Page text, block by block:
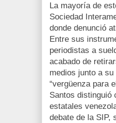
La mayoría de
Sociedad
donde denunció
Entre sus
periodistas a
acabado de
medios junto a
“vergüenza para
Santos distinguió
estatales
debate de la SIP,